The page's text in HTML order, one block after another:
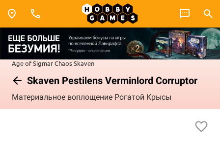
Age of SigmarChaosSkaven
Skaven Pestilens Verminlord Corruptor
Материальное воплощение Рогатой Крысы